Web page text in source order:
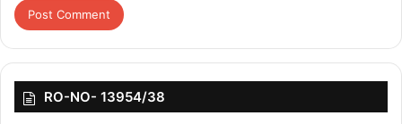
RO-NO- 13954/38